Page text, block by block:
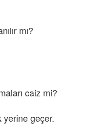
mı?
caiz mi?
yerine geçer.